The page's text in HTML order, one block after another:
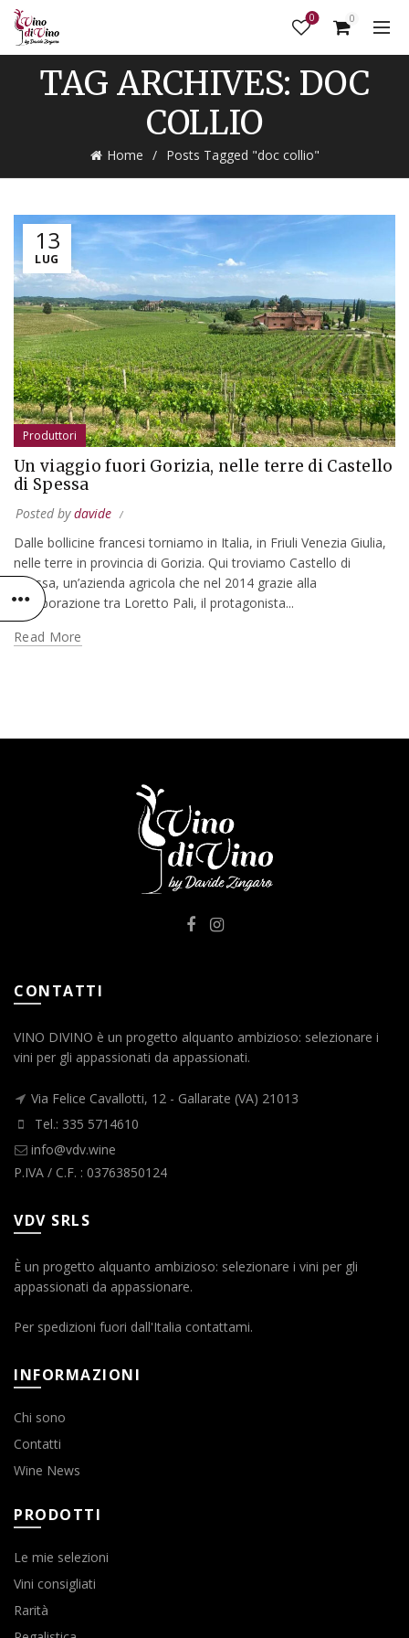
0 0
TAG ARCHIVES: DOC
COLLIO
Home Posts Tagged "doc collio"
13
LUG
Produttori
Un viaggio fuori Gorizia, nelle terre di Castello
di Spessa
Posted bydavide
Dalle bollicine francesi torniamo in Italia, in Friuli Venezia Giulia,
nelle terre in provincia di Gorizia. Qui troviamo Castello di
Spessa, un’azienda agricola che nel 2014 grazie alla
collaborazione tra Loretto Pali, il protagonista...
Read More
CONTATTI
VINO DIVINO è un progetto alquanto ambizioso: selezionare i
vini per gli appassionati da appassionati.
Via Felice Cavallotti, 12 - Gallarate (VA) 21013
Tel.: 335 5714610
info@vdv.wine
P.IVA / C.F. : 03763850124
VDV SRLS
È un progetto alquanto ambizioso: selezionare i vini per gli
appassionati da appassionare.
Per spedizioni fuori dall'Italia contattami.
INFORMAZIONI
Chi sono
Contatti
Wine News
PRODOTTI
Le mie selezioni
Vini consigliati
Rarità